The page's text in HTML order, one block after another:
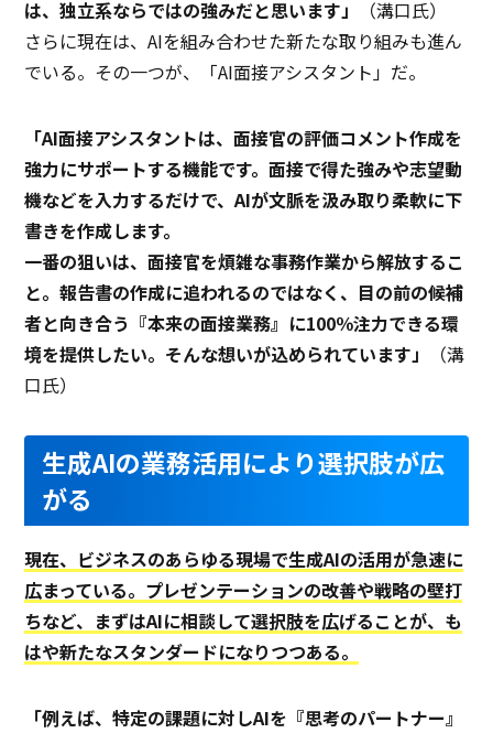
は、独立系ならではの強みだと思います」
（溝口氏）
さらに現在は、AIを組み合わせた新たな取り組みも進ん
でいる。その一つが、「AI面接アシスタント」だ。
「AI面接アシスタントは、面接官の評価コメント作成を
強力にサポートする機能です。面接で得た強みや志望動
機などを入力するだけで、AIが文脈を汲み取り柔軟に下
書きを作成します。
一番の狙いは、面接官を煩雑な事務作業から解放するこ
と。報告書の作成に追われるのではなく、目の前の候補
者と向き合う『本来の面接業務』に100％注力できる環
境を提供したい。そんな想いが込められています」
（溝
口氏）
生成AIの業務活用により選択肢が広
がる
現在、ビジネスのあらゆる現場で生成AIの活用が急速に
広まっている。プレゼンテーションの改善や戦略の壁打
ちなど、まずはAIに相談して選択肢を広げることが、も
はや新たなスタンダードになりつつある。
「例えば、特定の課題に対しAIを『思考のパートナー』